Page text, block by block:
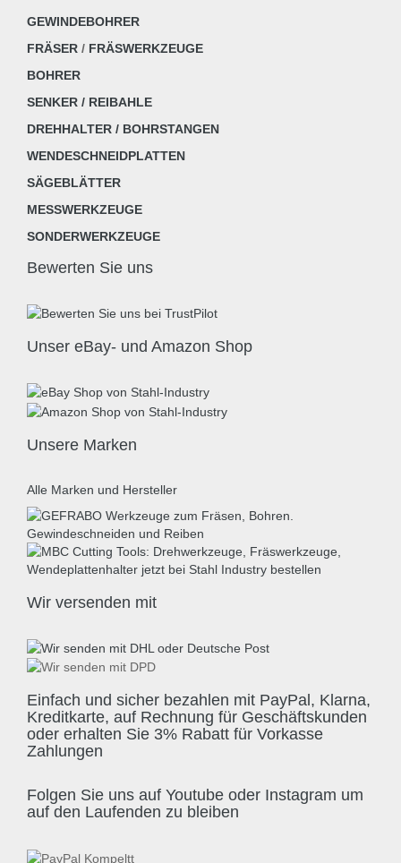
GEWINDEBOHRER
FRÄSER / FRÄSWERKZEUGE
BOHRER
SENKER / REIBAHLE
DREHHALTER / BOHRSTANGEN
WENDESCHNEIDPLATTEN
SÄGEBLÄTTER
MESSWERKZEUGE
SONDERWERKZEUGE
Bewerten Sie uns
Unser eBay- und Amazon Shop
Unsere Marken
Alle Marken und Hersteller
Wir versenden mit
Einfach und sicher bezahlen mit PayPal, Klarna,
Kreditkarte, auf Rechnung für Geschäftskunden
oder erhalten Sie 3% Rabatt für Vorkasse
Zahlungen
Folgen Sie uns auf Youtube oder Instagram um
auf den Laufenden zu bleiben